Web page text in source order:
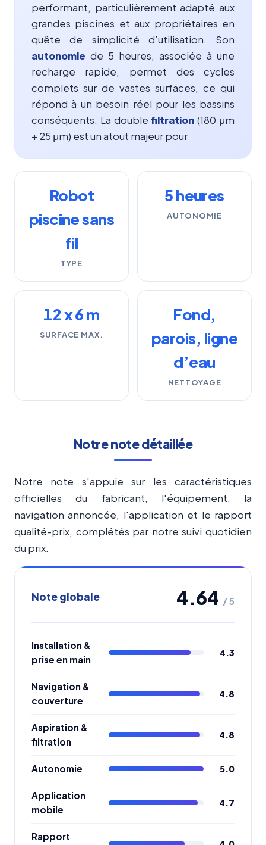
performant, particulièrement adapté aux
grandes piscines et aux propriétaires en
quête de simplicité d’utilisation. Son
autonomie de 5 heures, associée à une
recharge rapide, permet des cycles
complets sur de vastes surfaces, ce qui
répond à un besoin réel pour les bassins
conséquents. La doublefiltration (180 μm
+ 25 μm) est un atout majeur pour
Robot
piscine sans
fil
TYPE
5 heures
AUTONOMIE
12 x 6 m
SURFACE MAX.
Fond,
parois, ligne
d’eau
NETTOYAGE
Notre note détaillée
Notre note s'appuie sur les caractéristiques
officielles du fabricant, l'équipement, la
navigation annoncée, l'application et le rapport
qualité-prix, complétés par notre suivi quotidien
du prix.
Note globale 4.64 / 5
Installation &
prise en main
4.3
Navigation &
couverture
4.8
Aspiration &
filtration
4.8
Autonomie 5.0
Application
mobile
4.7
Rapport